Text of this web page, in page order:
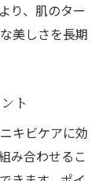
り、肌のター
美しさを長期
ト
キビケアに効
み合わせるこ